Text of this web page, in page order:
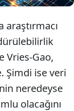
Vries-Gao,
Şimdi ise veri
neredeyse
olacağını